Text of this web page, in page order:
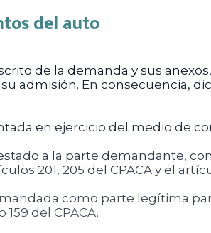
del auto
de la demanda y sus
su admisión. En consecuencia,
en ejercicio del medio de
a la parte demandante,
201, 205 del CPACA y el
como parte legítima
del CPACA.